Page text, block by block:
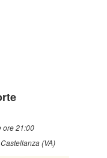
ore 21:00
(VA)